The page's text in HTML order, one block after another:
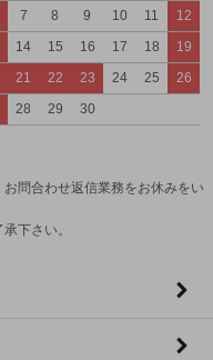
7 8 9 10 11
12
14 15 16 17 18
19
21 22 23 24 25
26
28 29 30
問合わせ返信業務をお休みをい
下さい。